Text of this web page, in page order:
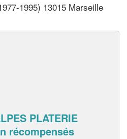
1995) 13015 Marseille
PLATERIE
récompensés